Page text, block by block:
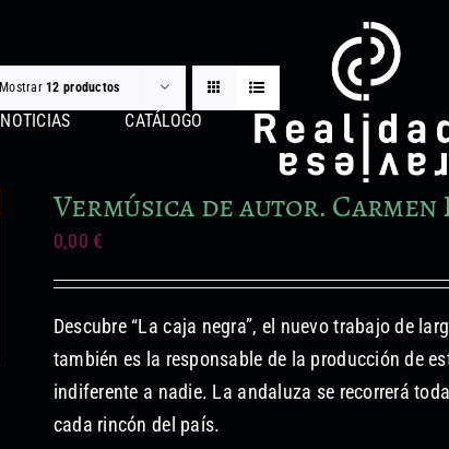
NOTICIAS CATÁLOGO
Mostrar 12 productos
Vermúsica de autor. Carmen
0,00 €
Descubre “La caja negra”, el nuevo trabajo de
también es la responsable de la producción de
indiferente a nadie. La andaluza se recorrerá
cada rincón del país.